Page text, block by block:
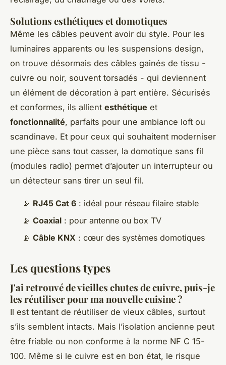
Solutions esthétiques et domotiques
Même les câbles peuvent avoir du style. Pour les
luminaires apparents ou les suspensions design,
on trouve désormais des câbles gainés de tissu -
cuivre ou noir, souvent torsadés - qui deviennent
un élément de décoration à part entière. Sécurisés
et conformes, ils allient esthétique et
fonctionnalité, parfaits pour une ambiance loft ou
scandinave. Et pour ceux qui souhaitent moderniser
une pièce sans tout casser, la domotique sans fil
(modules radio) permet d’ajouter un interrupteur ou
un détecteur sans tirer un seul fil.
📡 RJ45 Cat 6 : idéal pour réseau filaire stable
📡 Coaxial : pour antenne ou box TV
📡 Câble KNX : cœur des systèmes domotiques
Les questions types
J'ai retrouvé de vieilles chutes de cuivre, puis-je
les réutiliser pour ma nouvelle cuisine ?
Il est tentant de réutiliser de vieux câbles, surtout
s’ils semblent intacts. Mais l’isolation ancienne peut
être friable ou non conforme à la norme NF C 15-
100. Même si le cuivre est en bon état, le risque